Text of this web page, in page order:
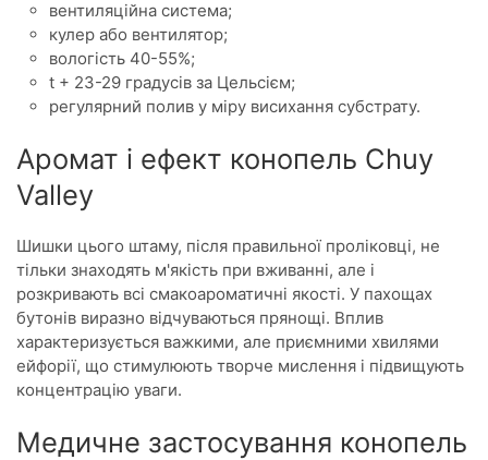
вентиляційна система;
кулер або вентилятор;
вологість 40-55%;
t + 23-29 градусів за Цельсієм;
регулярний полив у міру висихання субстрату.
Аромат і ефект конопель Chuy
Valley
Шишки цього штаму, після правильної проліковці, не
тільки знаходять м'якість при вживанні, але і
розкривають всі смакоароматичні якості. У пахощах
бутонів виразно відчуваються прянощі. Вплив
характеризується важкими, але приємними хвилями
ейфорії, що стимулюють творче мислення і підвищують
концентрацію уваги.
Медичне застосування конопель